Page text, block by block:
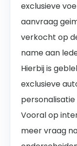
exclusieve
aanvraag
verkocht op
name aan
Hierbij is
exclusieve
personalisatie
Vooral op
meer vraag